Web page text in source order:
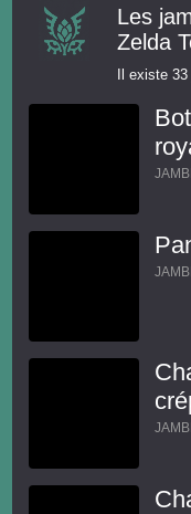
Les
Zelda
Il existe 33